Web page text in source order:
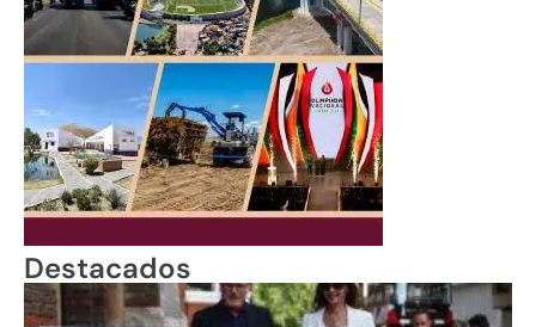
Destacados